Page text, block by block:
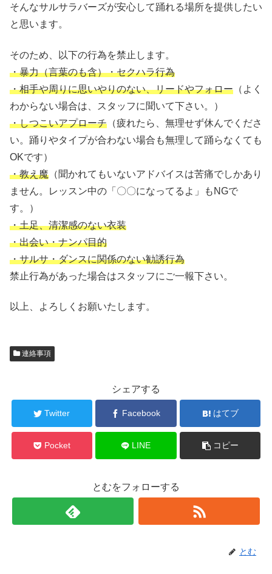
そんなサルサラバーズが安心して踊れる場所を提供したい
と思います。
そのため、以下の行為を禁止します。
・暴力（言葉のも含）・セクハラ行為
・相手や周りに思いやりのない、リードやフォロー （よく
わからない場合は、スタッフに聞いて下さい。）
・しつこいアプローチ （疲れたら、無理せず休んでくださ
い。踊りやタイプが合わない場合も無理して踊らなくても
OKです）
・教え魔 （聞かれてもいないアドバイスは苦痛でしかあり
ません。レッスン中の「〇〇になってるよ」もNGで
す。）
・土足、清潔感のない衣装
・出会い・ナンパ目的
・サルサ・ダンスに関係のない勧誘行為
禁止行為があった場合はスタッフにご一報下さい。
以上、よろしくお願いたします。
連絡事項
シェアする
Twitter Facebook はてブ
Pocket LINE コピー
とむをフォローする
とむ